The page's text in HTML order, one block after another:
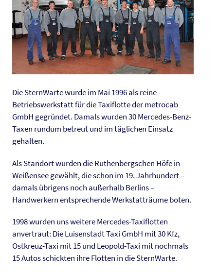
Die SternWarte wurde im Mai 1996 als reine
Betriebswerkstatt für die Taxiflotte der metrocab
GmbH gegründet. Damals wurden 30 Mercedes-Benz-
Taxen rundum betreut und im täglichen Einsatz
gehalten.
Als Standort wurden die Ruthenbergschen Höfe in
Weißensee gewählt, die schon im 19. Jahrhundert –
damals übrigens noch außerhalb Berlins –
Handwerkern entsprechende Werkstatträume boten.
1998 wurden uns weitere Mercedes-Taxiflotten
anvertraut: Die Luisenstadt Taxi GmbH mit 30 Kfz,
Ostkreuz-Taxi mit 15 und Leopold-Taxi mit nochmals
15 Autos schickten ihre Flotten in die SternWarte.